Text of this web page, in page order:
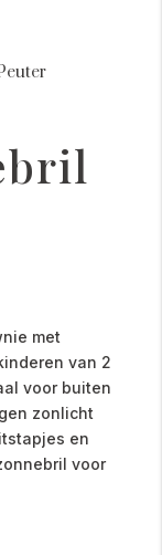
met
van 2
voor buiten
zonlicht
en
voor